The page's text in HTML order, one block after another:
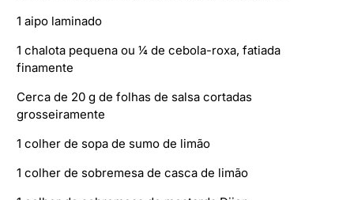
1 aipo laminado
1 chalota pequena ou 1⁄4 de cebola-roxa, fatiada
finamente
Cerca de 20 g de folhas de salsa cortadas
grosseiramente
1 colher de sopa de sumo de limão
1 colher de sobremesa de casca de limão